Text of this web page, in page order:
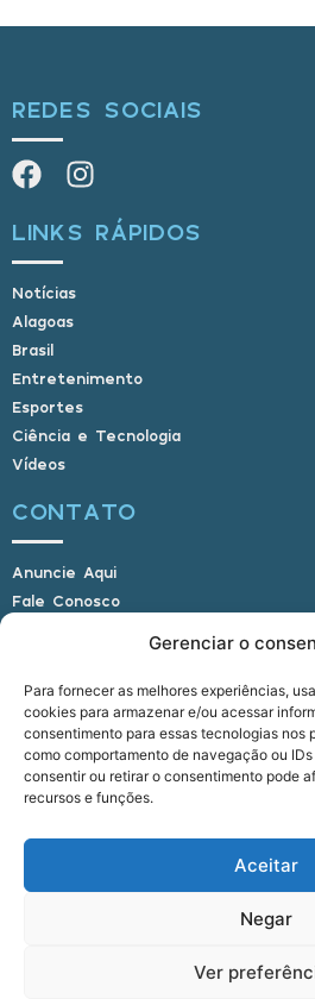
Gerenciar o
Para fornecer as melhores experiências,
cookies para armazenar e/ou acessar
consentimento para essas tecnologias nos
como comportamento de navegação ou
consentir ou retirar o consentimento pode
recursos e funções.
Aceitar
Negar
Ver
REDES SOCIAIS
LINKS RÁPIDOS
Notícias
Alagoas
Brasil
Entretenimento
Esportes
Ciência e Tecnologia
Vídeos
CONTATO
Anuncie Aqui
Fale Conosco
E-mail:
Telefone: (82) 9 9691-
Responsável Técnico:
Rua do Sau - Centro -
© 2022 - 2026 Alagoas
direitos
five